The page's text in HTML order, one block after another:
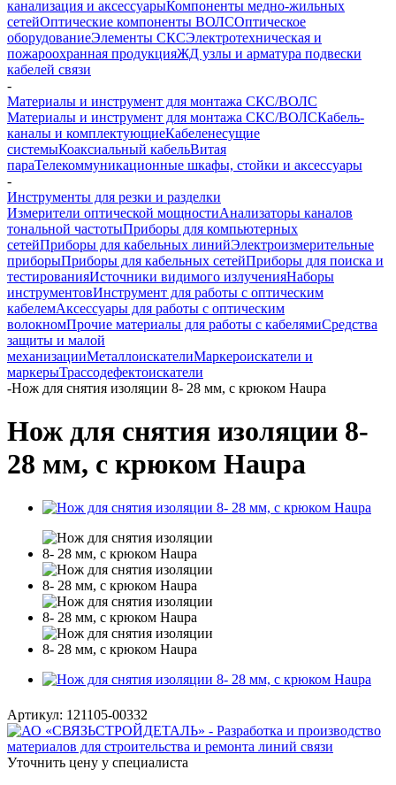
канализация и аксессуарыКомпоненты медно-жильных
сетейОптические компоненты ВОЛСОптическое
оборудованиеЭлементы СКСЭлектротехническая и
пожароохранная продукцияЖД узлы и арматура подвески
кабелей связи
-
Материалы и инструмент для монтажа СКС/ВОЛС
Материалы и инструмент для монтажа СКС/ВОЛСКабель-
каналы и комплектующиеКабеленесущие
системыКоаксиальный кабельВитая
параТелекоммуникационные шкафы, стойки и аксессуары
-
Инструменты для резки и разделки
Измерители оптической мощностиАнализаторы каналов
тональной частотыПриборы для компьютерных
сетейПриборы для кабельных линийЭлектроизмерительные
приборыПриборы для кабельных сетейПриборы для поиска и
тестированияИсточники видимого излученияНаборы
инструментовИнструмент для работы с оптическим
кабелемАксессуары для работы с оптическим
волокномПрочие материалы для работы с кабелямиСредства
защиты и малой
механизацииМеталлоискателиМаркероискатели и
маркерыТрассодефектоискатели
-Нож для снятия изоляции 8- 28 мм, с крюком Haupa
Нож для снятия изоляции 8-
28 мм, с крюком Haupa
Артикул: 121105-00332
Уточнить цену у специалиста